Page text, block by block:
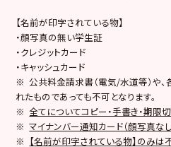
【名前が印字されている物】
・顔写真の無い学生証
・クレジットカード
・キャッシュカード
※ 公共料金請求書（電気/水道等）や
れたものであっても不可となります。
※ 全てについてコピー・手書き・期限
※マイナンバー通知カード（顔写真な
※ 【名前が印字されている物】のみは